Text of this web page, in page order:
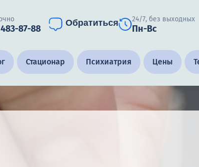
87-88
Обратиться 24/7, без выходных
Пн-Вс
Стационар Психиатрия Цены